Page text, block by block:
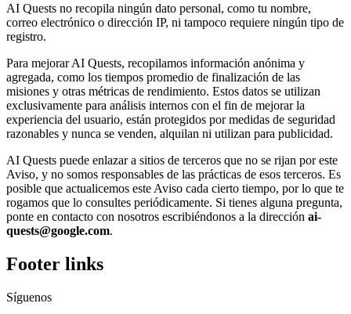
AI Quests no recopila ningún dato personal, como tu nombre,
correo electrónico o dirección IP, ni tampoco requiere ningún tipo de
registro.
Para mejorar AI Quests, recopilamos información anónima y
agregada, como los tiempos promedio de finalización de las
misiones y otras métricas de rendimiento. Estos datos se utilizan
exclusivamente para análisis internos con el fin de mejorar la
experiencia del usuario, están protegidos por medidas de seguridad
razonables y nunca se venden, alquilan ni utilizan para publicidad.
AI Quests puede enlazar a sitios de terceros que no se rijan por este
Aviso, y no somos responsables de las prácticas de esos terceros. Es
posible que actualicemos este Aviso cada cierto tiempo, por lo que te
rogamos que lo consultes periódicamente. Si tienes alguna pregunta,
ponte en contacto con nosotros escribiéndonos a la dirección ai-
quests@google.com.
Footer links
Síguenos